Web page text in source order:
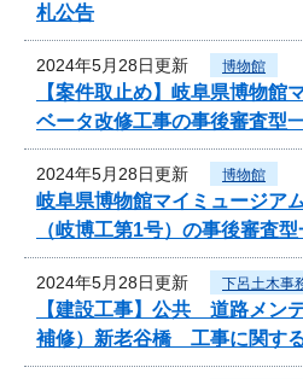
札公告
2024年5月28日更新 博物館
【案件取止め】岐阜県博物館
ベータ改修工事の事後審査型
2024年5月28日更新 博物館
岐阜県博物館マイミュージア
（岐博工第1号）の事後審査
2024年5月28日更新 下呂土木事
【建設工事】公共 道路メン
補修）新老谷橋 工事に関す